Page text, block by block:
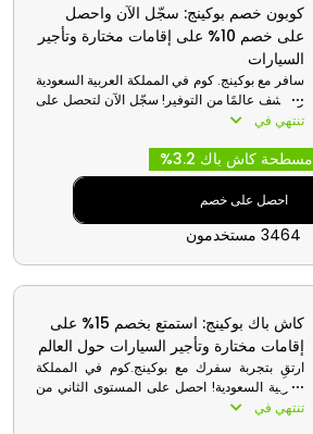
كوبون خصم بوكينج: سجّل الآن واحصل
على خصم 10% على إقامات مختارة وتأجير
السيارات
سافر مع بوكينج. كوم في المملكة العربية السعودية
واكتشف عالمًا من التوفير! سجّل الآن لتحصل على
السيارات في جميع أنحاء العالم. انطلق في رحلتك
مع هذا الرمز الترويجي لتجربة سفر رائعة تجمع بين
الراحة والسعر المناسب في مغامرتك القادمة.
تنتهي في
مسطحة كاش باك 3.2%
احصل على خصم
3464 مستخدمون
كاش باك بوكينج: استمتع بخصم 15% على
إقامات مختارة وتأجير السيارات حول العالم
ارتقِ بتجربة سفرك مع بوكينج.كوم في المملكة
العربية السعودية! احصل على المستوى الثاني من
تنتهي في